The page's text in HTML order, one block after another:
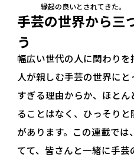
縁起の良いとされてきた。
手芸の世界から三
う
幅広い世代の人に関わり
人が親しむ手芸の世界に
すぎる理由からか、ほと
ることはなく、ひっそり
があります。この連載で
てて、皆さんと一緒に手